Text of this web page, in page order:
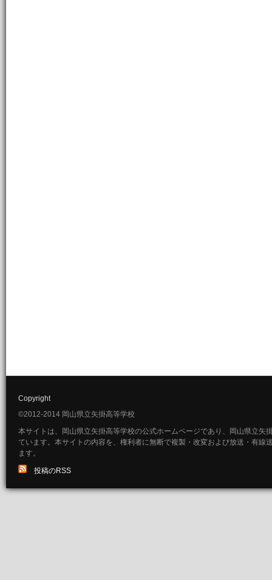
Copyright
©2012-2014 岡山県立矢掛高等学校
本サイトは、岡山県立矢掛高等学校の公式ホームページであり、岡山県立矢
ています。本サイトの内容を、権利者に無断で複製・改変および放送・有線
ます。
投稿のRSS